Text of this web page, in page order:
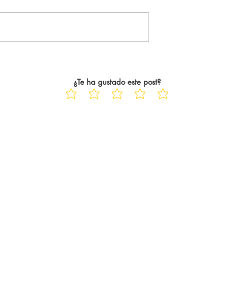
descendido, está dejando pasar
las jornadas hasta el c
¿Te ha gustado este post?